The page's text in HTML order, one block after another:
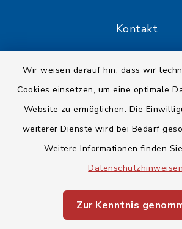
Wir weisen darauf hin, dass wir
Cookies einsetzen, um eine optimale
Website zu ermöglichen. Die
weiterer Dienste wird bei Bedarf
Weitere Informationen finden
Zur Kenntnis
Kontakt
Datenschutz
Impressum
Sitemap
Cookie-